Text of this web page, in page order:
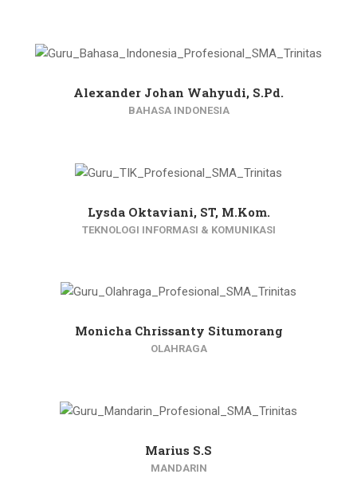
Alexander Johan Wahyudi, S.Pd.
BAHASA INDONESIA
Lysda Oktaviani, ST, M.Kom.
TEKNOLOGI INFORMASI & KOMUNIKASI
Monicha Chrissanty Situmorang
OLAHRAGA
Marius S.S
MANDARIN